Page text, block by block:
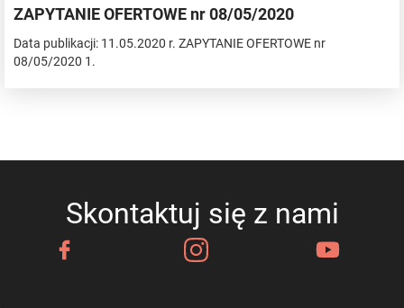
ZAPYTANIE OFERTOWE nr 08/05/2020
Data publikacji: 11.05.2020 r. ZAPYTANIE OFERTOWE nr
08/05/2020 1.
Skontaktuj się z nami